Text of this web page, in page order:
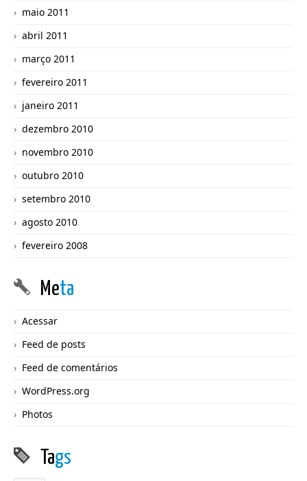
maio 2011
abril 2011
março 2011
fevereiro 2011
janeiro 2011
dezembro 2010
novembro 2010
outubro 2010
setembro 2010
agosto 2010
fevereiro 2008
Meta
Acessar
Feed de posts
Feed de comentários
WordPress.org
Photos
Tags